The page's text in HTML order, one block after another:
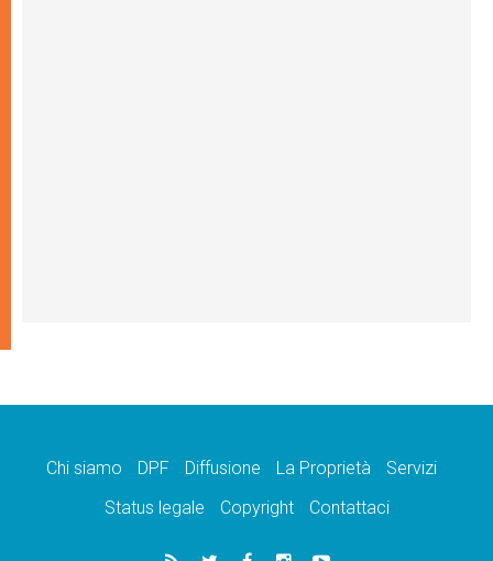
Chi siamo DPF Diffusione La Proprietà
Servizi
Status legale
Copyright Contattaci